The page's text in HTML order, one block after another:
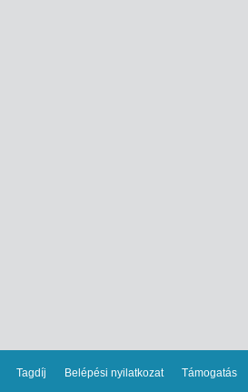
Tagdíj Belépési nyilatkozat Támogatás